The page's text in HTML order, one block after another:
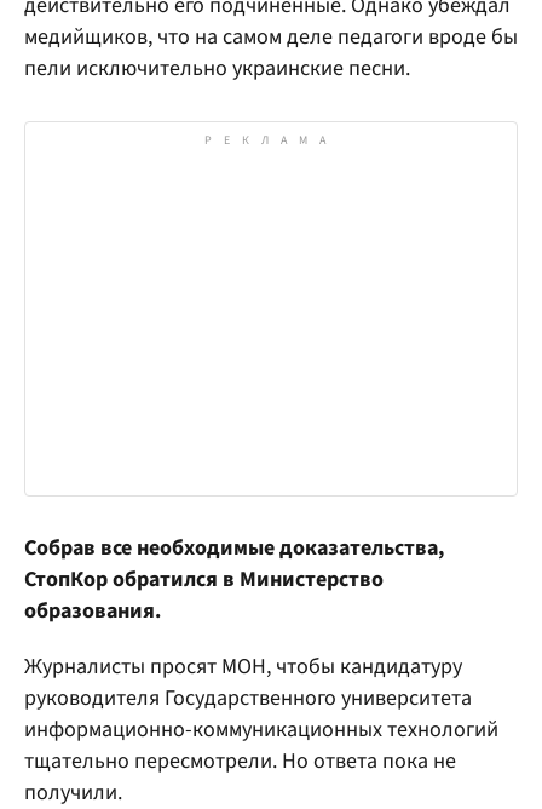
медийщиков, что на самом деле педагоги вроде бы
пели исключительно украинские песни.
Собрав все необходимые доказательства,
СтопКор обратился в Министерство
образования.
Журналисты просят МОН, чтобы кандидатуру
руководителя Государственного университета
информационно-коммуникационных технологий
тщательно пересмотрели. Но ответа пока не
получили.